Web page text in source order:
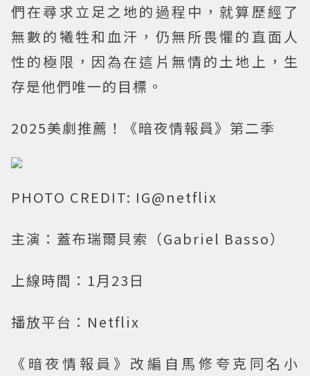
們在尋求立足之地的過程中，就算歷經了
無數的犧牲和血汗，仍無所畏懼的直面人
性的極限，因為在這片無情的土地上，生
存是他們唯一的目標。
2025美劇推薦！《暗夜情報員》第二季
PHOTO CREDIT: IG@netflix
主演：蓋布瑞爾貝索（Gabriel Basso）
上線時間：1月23日
播放平台：Netflix
《暗夜情報員》改編自馬修夸克同名小